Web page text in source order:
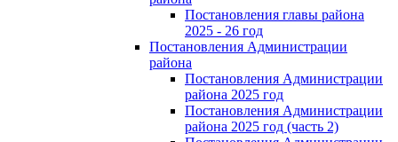
Постановления главы района
2025 - 26 год
Постановления Администрации
района
Постановления Администрации
района 2025 год
Постановления Администрации
района 2025 год (часть 2)